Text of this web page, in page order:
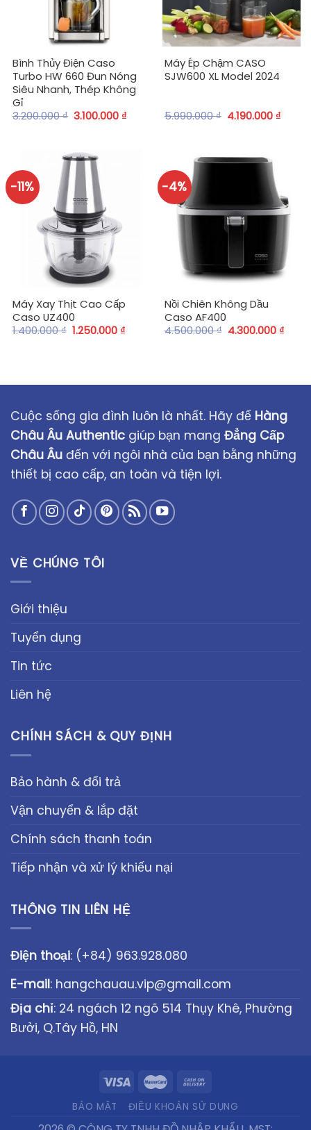
Bình Thủy Điện Caso
Turbo HW 660 Đun Nóng
Siêu Nhanh, Thép Không
Gỉ
3.200.000₫ 3.100.000 ₫
Máy Ép Chậm CASO
SJW600 XL Model 2024
5.990.000₫ 4.190.000 ₫
-11%
Máy Xay Thịt Cao Cấp
Caso UZ400
1.400.000₫ 1.250.000 ₫
-4%
Nồi Chiên Không Dầu
Caso AF400
4.500.000₫ 4.300.000 ₫
Cuộc sống gia đình luôn là nhất. Hãy để Hàng
Châu Âu Authentic giúp bạn mang Đẳng Cấp
Châu Âu đến với ngôi nhà của bạn bằng những
thiết bị cao cấp, an toàn và tiện lợi.
VỀ CHÚNG TÔI
Giới thiệu
Tuyển dụng
Tin tức
Liên hệ
CHÍNH SÁCH & QUY ĐỊNH
Bảo hành & đổi trả
Vận chuyển & lắp đặt
Chính sách thanh toán
Tiếp nhận và xử lý khiếu nại
THÔNG TIN LIÊN HỆ
Điện thoại: (+84) 963.928.080
E-mail: hangchauau.vip@gmail.com
Địa chỉ: 24 ngách 12 ngõ 514 Thụy Khê, Phường
Bưởi, Q.Tây Hồ, HN
BẢO MẬT ĐIỀU KHOẢN SỬ DỤNG